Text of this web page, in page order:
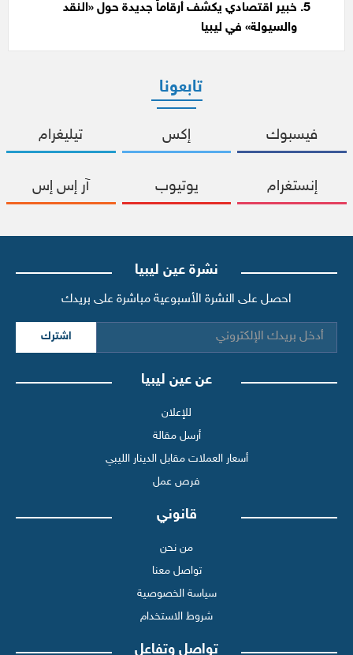
خبير اقتصادي يكشف أرقاماً جديدة حول «النقد
والسيولة» في ليبيا
تابعونا
فيسبوك إكس تيليغرام
إنستغرام يوتيوب آر إس إس
نشرة عين ليبيا
احصل على النشرة الأسبوعية مباشرة على بريدك
اشترك
عن عين ليبيا
للإعلان
أرسل مقالة
أسعار العملات مقابل الدينار الليبي
فرص عمل
قانوني
من نحن
تواصل معنا
سياسة الخصوصية
شروط الاستخدام
تواصل وتفاعل